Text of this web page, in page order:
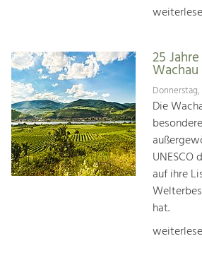
25
Wachau
Donnerstag,
Die
UNESCO
auf ihre
hat.